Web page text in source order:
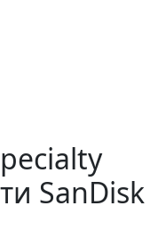
SanDisk